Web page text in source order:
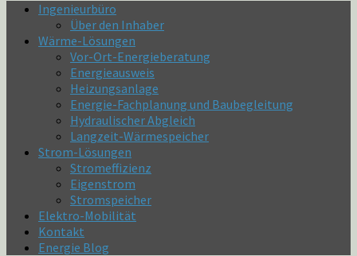
Ingenieurbüro
Über den Inhaber
Wärme-Lösungen
Vor-Ort-Energieberatung
Energieausweis
Heizungsanlage
Energie-Fachplanung und Baubegleitung
Hydraulischer Abgleich
Langzeit-Wärmespeicher
Strom-Lösungen
Stromeffizienz
Eigenstrom
Stromspeicher
Elektro-Mobilität
Kontakt
Energie Blog